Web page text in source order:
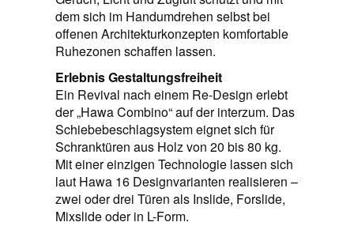
dem sich im Handumdrehen selbst bei
offenen Architekturkonzepten komfortable
Ruhezonen schaffen lassen.
Erlebnis Gestaltungsfreiheit
Ein Revival nach einem Re-Design erlebt
der „Hawa Combino“ auf der interzum. Das
Schiebebeschlagsystem eignet sich für
Schranktüren aus Holz von 20 bis 80 kg.
Mit einer einzigen Technologie lassen sich
laut Hawa 16 Designvarianten realisieren –
zwei oder drei Türen als Inslide, Forslide,
Mixslide oder in L-Form.